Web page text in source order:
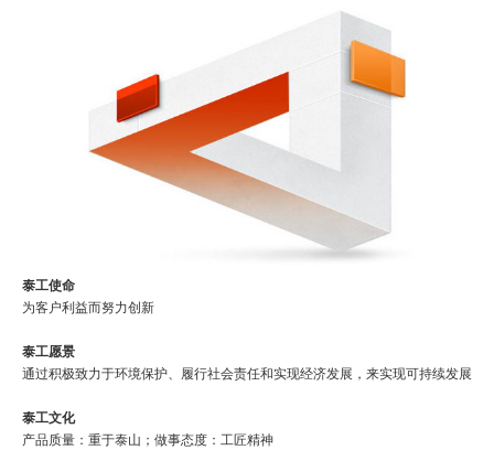
泰工使命
为客户利益而努力创新
泰工愿景
通过积极致力于环境保护、履行社会责任和实现经济发展，来实现可持续发展
泰工文化
产品质量：重于泰山；做事态度：工匠精神